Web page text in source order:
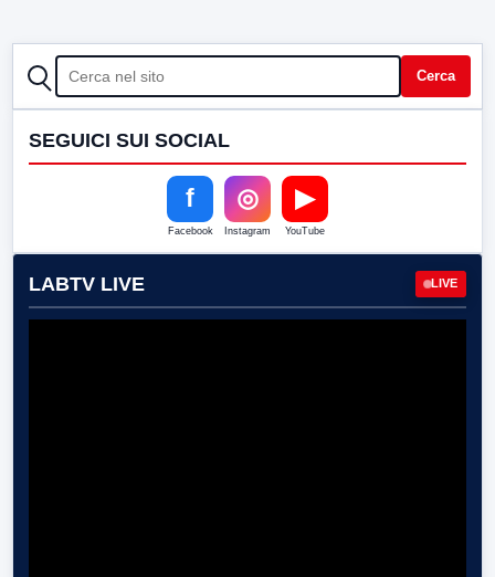
CERCA Cerca
SEGUICI SUI SOCIAL
f
Facebook
◎
Instagram
▶
YouTube
LABTV LIVE LIVE